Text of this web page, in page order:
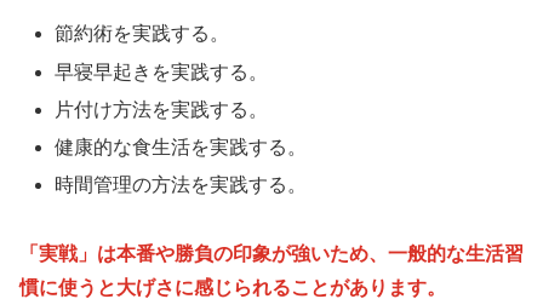
節約術を実践する。
早寝早起きを実践する。
片付け方法を実践する。
健康的な食生活を実践する。
時間管理の方法を実践する。
「実戦」は本番や勝負の印象が強いため、一般的な生活習
慣に使うと大げさに感じられることがあります。